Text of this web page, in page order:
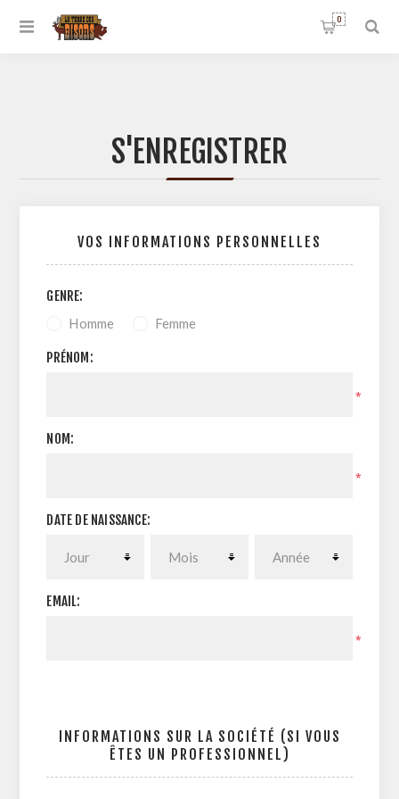
0
S'ENREGISTRER
VOS INFORMATIONS PERSONNELLES
GENRE:
Homme Femme
PRÉNOM:
*
NOM:
*
DATE DE NAISSANCE:
EMAIL:
*
INFORMATIONS SUR LA SOCIÉTÉ (SI VOUS
ÊTES UN PROFESSIONNEL)